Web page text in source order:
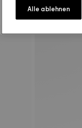
Alle ablehnen